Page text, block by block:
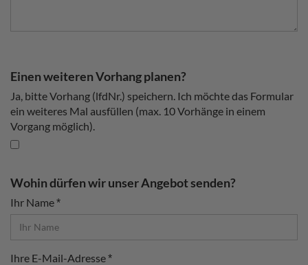
Einen weiteren Vorhang planen?
Ja, bitte Vorhang (lfdNr.) speichern. Ich möchte das Formular
ein weiteres Mal ausfüllen (max. 10 Vorhänge in einem
Vorgang möglich).
Wohin dürfen wir unser Angebot senden?
Ihr Name
Ihre E-Mail-Adresse